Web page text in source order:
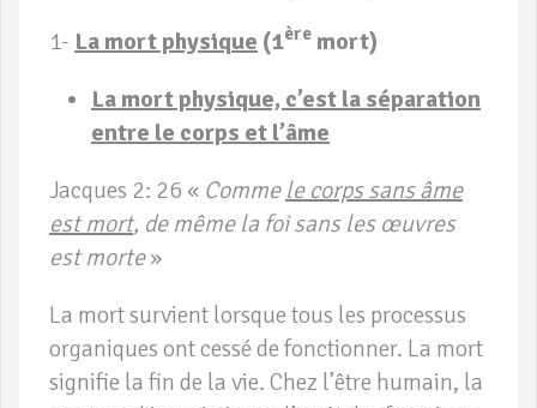
1- La mort physique (1ère mort)
La mort physique, c’est la séparation
entre le corps et l’âme
Jacques 2: 26 « Comme le corps sans âme
est mort, de même la foi sans les œuvres
est morte»
La mort survient lorsque tous les processus
organiques ont cessé de fonctionner. La mort
signifie la fin de la vie. Chez l’être humain, la